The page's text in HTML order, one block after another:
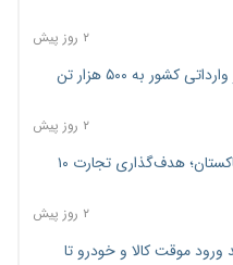
۲ روز پیش
پیش‌بینی افزایش تولید برنج؛ نیاز وارداتی کشور به ۵۰۰ هزار تن
۲ روز پیش
امضای تفاهم‌نامه تجاری ایران و پاکستان؛ هدف‌گذاری تجارت ۱۰
۲ روز پیش
ورود موقت کالا و خودرو تا